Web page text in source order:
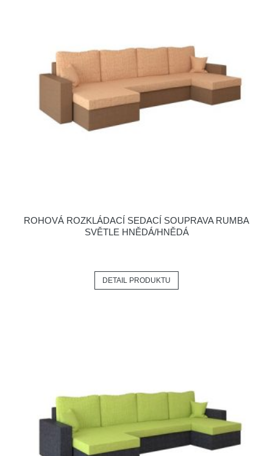
ROHOVÁ ROZKLÁDACÍ SEDACÍ SOUPRAVA RUMBA
SVĚTLE HNĚDÁ/HNĚDÁ
DETAIL PRODUKTU